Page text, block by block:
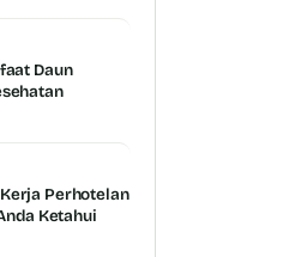
Daun
Perhotelan
Ketahui